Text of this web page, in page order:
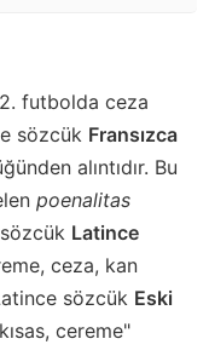
futbolda ceza
sözcük Fransızca
alıntıdır. Bu
poenalitas
Latince
ceza, kan
sözcük Eski
cereme"